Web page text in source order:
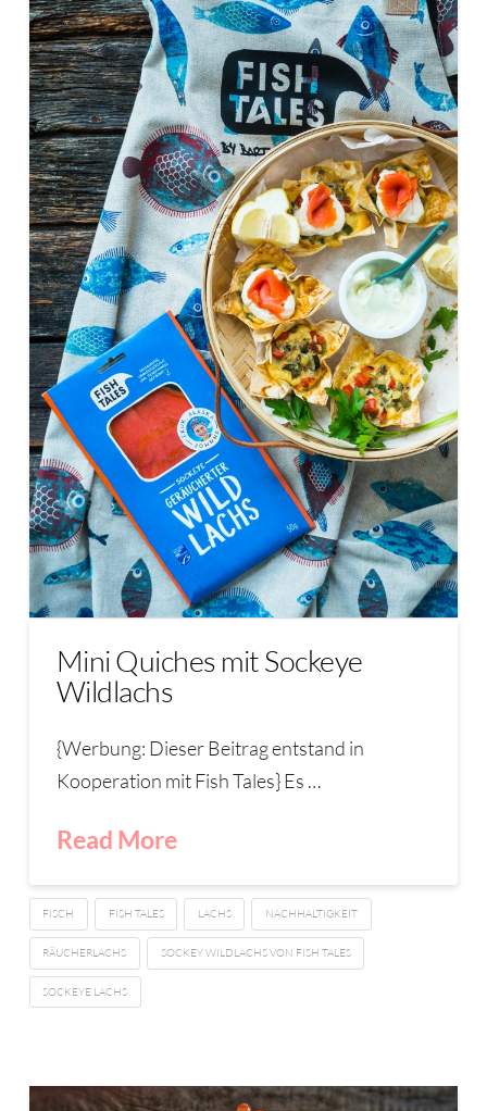
Mini Quiches mit Sockeye
Wildlachs
{Werbung: Dieser Beitrag entstand in
Kooperation mit Fish Tales} Es …
Read More
FISCH FISH TALES LACHS NACHHALTIGKEIT
RÄUCHERLACHS SOCKEY WILDLACHS VON FISH TALES
SOCKEYE LACHS